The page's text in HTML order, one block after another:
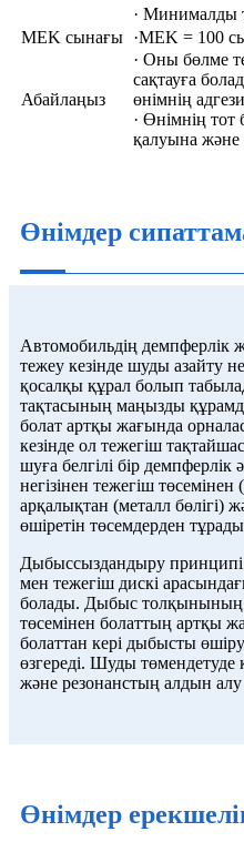
· Минималды
MEK сынағы ·MEK = 100
Абайлаңыз
· Оны бөлме
сақтауға
өнімнің
· Өнімнің
қалуына және
Өнімдер
Автомобильдің демпферлік
тежеу ​​кезінде шуды азайту
қосалқы құрал болып
тақтасының маңызды
болат артқы жағында
кезінде ол тежегіш
шуға белгілі бір демпферлік
негізінен тежегіш
арқалықтан (металл бөлігі)
өшіретін төсемдерден
Дыбыссыздандыру
мен тежегіш дискі
болады. Дыбыс толқынының
төсемінен болаттың артқы
болаттан кері дыбысты
өзгереді. Шуды төмендетуде
және резонанстың алдын
Өнімдер